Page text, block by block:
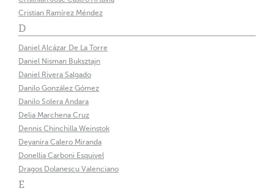
Cristian Ramírez Méndez
D
Daniel Alcázar De La Torre
Daniel Nisman Buksztajn
Daniel Rivera Salgado
Danilo González Gómez
Danilo Solera Andara
Delia Marchena Cruz
Dennis Chinchilla Weinstok
Deyanira Calero Miranda
Donellia Carboni Esquivel
Dragos Dolanescu Valenciano
E